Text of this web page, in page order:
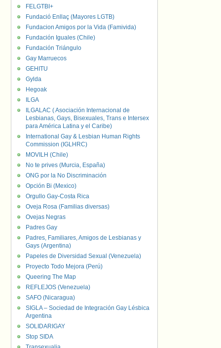
FELGTBI+
Fundació Enllaç (Mayores LGTB)
Fundacion Amigos por la Vida (Famivida)
Fundación Iguales (Chile)
Fundación Triángulo
Gay Marruecos
GEHITU
Gylda
Hegoak
ILGA
ILGALAC ( Asociación Internacional de
Lesbianas, Gays, Bisexuales, Trans e Intersex
para América Latina y el Caribe)
International Gay & Lesbian Human Rights
Commission (IGLHRC)
MOVILH (Chile)
No te prives (Murcia, España)
ONG por la No Discriminación
Opción Bi (Mexico)
Orgullo Gay-Costa Rica
Oveja Rosa (Familias diversas)
Ovejas Negras
Padres Gay
Padres, Familiares, Amigos de Lesbianas y
Gays (Argentina)
Papeles de Diversidad Sexual (Venezuela)
Proyecto Todo Mejora (Perú)
Queering The Map
REFLEJOS (Venezuela)
SAFO (Nicaragua)
SIGLA – Sociedad de Integración Gay Lésbica
Argentina
SOLIDARIGAY
Stop SIDA